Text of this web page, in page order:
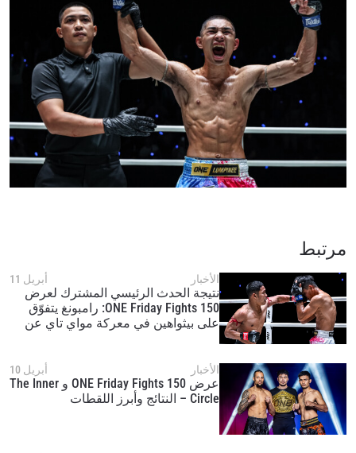
مرتبط
الأخبار أبريل 11
نتيجة الحدث الرئيسي المشترك لعرض
ONE Friday Fights 150: رامبونغ يتفوّق
على بيثواهين في معركة مواي تاي عن
الأخبار أبريل 10
عرض ONE Friday Fights 150 و The Inner
Circle – النتائج وأبرز اللقطات